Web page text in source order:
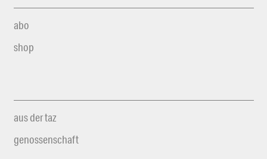
abo
shop
aus der taz
genossenschaft